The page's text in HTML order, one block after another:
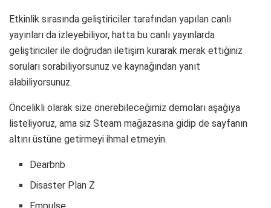
Etkinlik sırasında geliştiriciler tarafından yapılan canlı
yayınları da izleyebiliyor, hatta bu canlı yayınlarda
geliştiriciler ile doğrudan iletişim kurarak merak ettiğiniz
soruları sorabiliyorsunuz ve kaynağından yanıt
alabiliyorsunuz.
Öncelikli olarak size önerebileceğimiz demoları aşağıya
listeliyoruz, ama siz Steam mağazasına gidip de sayfanın
altını üstüne getirmeyi ihmal etmeyin.
Dearbnb
Disaster Plan Z